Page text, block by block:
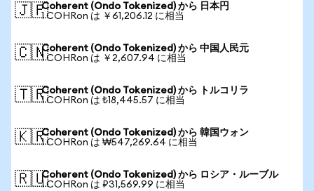
🇯🇵Coherent (Ondo Tokenized) から 日本円
1 COHRon は ￥61,206.12 に相当
🇨🇳Coherent (Ondo Tokenized) から 中国人民元
1 COHRon は ￥2,607.94 に相当
🇹🇷Coherent (Ondo Tokenized) から トルコリラ
1 COHRon は ₺18,445.57 に相当
🇰🇷Coherent (Ondo Tokenized) から 韓国ウォン
1 COHRon は ₩547,269.64 に相当
🇷🇺Coherent (Ondo Tokenized) から ロシア・ルーブル
1 COHRon は ₽31,569.99 に相当